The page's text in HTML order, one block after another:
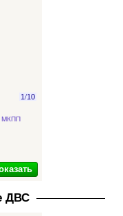
1/10
МКПП
ДВС